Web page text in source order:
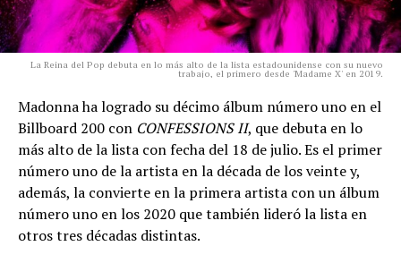
La Reina del Pop debuta en lo más alto de la lista estadounidense con su nuevo
trabajo, el primero desde 'Madame X' en 2019.
Madonna ha logrado su décimo álbum número uno en el
Billboard 200 con CONFESSIONS II, que debuta en lo
más alto de la lista con fecha del 18 de julio. Es el primer
número uno de la artista en la década de los veinte y,
además, la convierte en la primera artista con un álbum
número uno en los 2020 que también lideró la lista en
otros tres décadas distintas.